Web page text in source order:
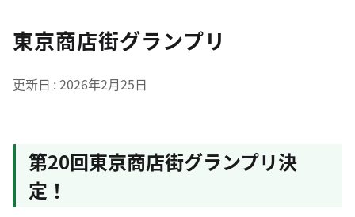
東京商店街グランプリ
更新日 2026年2月25日
第20回東京商店街グランプリ決
定！